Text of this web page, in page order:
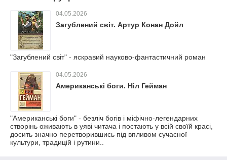
04.05.2026
Загублений світ. Артур Конан Дойл
"Загублений світ" - яскравий науково-фантастичний роман
04.05.2026
Американські боги. Ніл Гейман
"Американські боги" - безліч богів і міфічно-легендарних
створінь оживають в уяві читача і постають у всій своїй красі,
досить значно перетворившись під впливом сучасної
культури, традицій і рутини..